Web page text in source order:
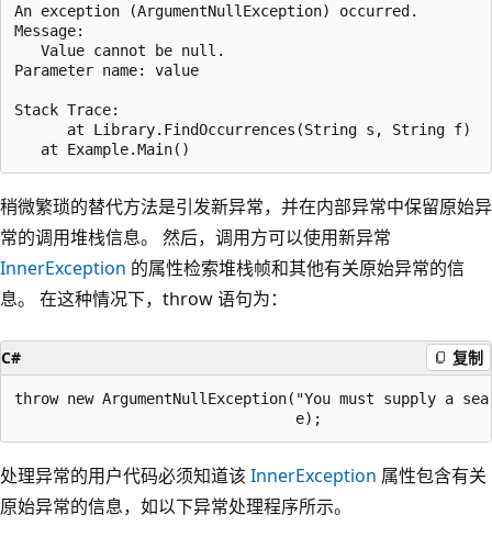
An exception (ArgumentNullException) occurred.
Message:
   Value cannot be null.
Parameter name: value
Stack Trace:
      at Library.FindOccurrences(String s, String f)
稍微繁琐的替代方法是引发新异常，并在内部异常中保留原始异
常的调用堆栈信息。 然后，调用方可以使用新异常
InnerException 的属性检索堆栈帧和其他有关原始异常的信
息。 在这种情况下，throw 语句为：
C# 复制
throw new ArgumentNullException("You must supply a
处理异常的用户代码必须知道该 InnerException 属性包含有关
原始异常的信息，如以下异常处理程序所示。